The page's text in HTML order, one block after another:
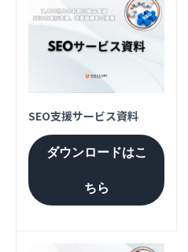
SEO支援サービス資料
ダウンロードはこ
ちら